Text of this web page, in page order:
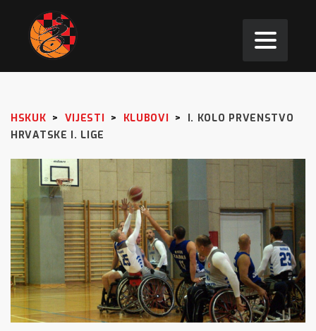
HSKUK > VIJESTI > KLUBOVI >
I. KOLO PRVENSTVO
HRVATSKE I. LIGE